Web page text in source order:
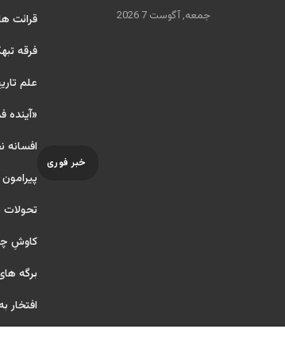
جمعه, آگوست 7 2026
خبر فوری
قرائت
فرقه
علم
افسانه
کاوشِ
برگه
افتخار